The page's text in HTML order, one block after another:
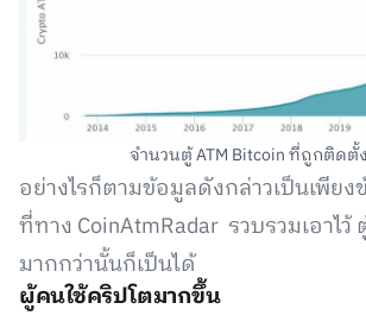
จำนวนตู้ ATM Bitcoin ที่ถูกติด
อย่างไรก็ตามข้อมูลดังกล่าวเป็นเพีย
ที่ทาง CoinAtmRadar รวบรวมเอาไว้
มากกว่านั้นก็เป็นได้
ผู้คนใช้คริปโตมากขึ้น